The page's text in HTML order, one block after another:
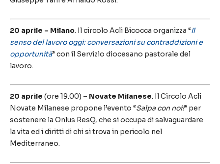
20 aprile – Milano. Il circolo Acli Bicocca organizza “Il
senso del lavoro oggi: conversazioni su contraddizioni e
opportunità” con il Servizio diocesano pastorale del
lavoro.
20 aprile (ore 19.00) – Novate Milanese. Il Circolo Acli
Novate Milanese propone l’evento “Salpa con noi!” per
sostenere la Onlus ResQ, che si occupa di salvaguardare
la vita ed i diritti di chi si trova in pericolo nel
Mediterraneo.